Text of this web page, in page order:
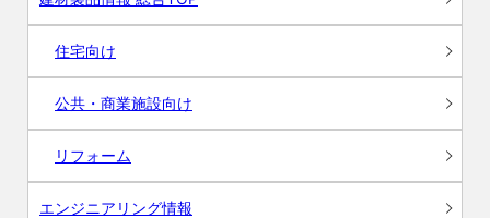
住宅向け
公共・商業施設向け
リフォーム
エンジニアリング情報